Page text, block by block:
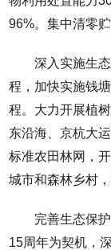
96%。集中清零
深入实施生
程，加快实施钱
程。大力开展植
东沿海、京杭大
标准农田林网，
城市和森林乡村
完善生态保
15周年为契机，